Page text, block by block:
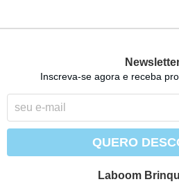
Inscreva-se agora e receba
QUERO
Laboom